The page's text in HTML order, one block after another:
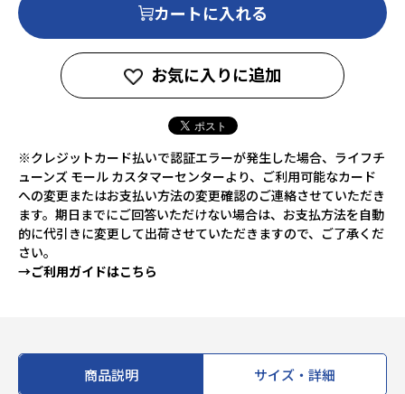
カートに入れる
お気に入りに追加
※クレジットカード払いで認証エラーが発生した場合、ライフチ
ューンズ モール カスタマーセンターより、ご利用可能なカード
への変更またはお支払い方法の変更確認のご連絡させていただき
ます。期日までにご回答いただけない場合は、お支払方法を自動
的に代引きに変更して出荷させていただきますので、ご了承くだ
さい。
→ご利用ガイドはこちら
商品説明 サイズ・詳細